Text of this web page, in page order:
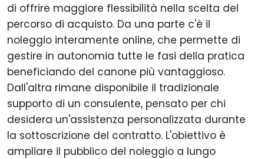
di offrire maggiore flessibilità nella scelta del
percorso di acquisto. Da una parte c'è il
noleggio interamente online, che permette di
gestire in autonomia tutte le fasi della pratica
beneficiando del canone più vantaggioso.
Dall'altra rimane disponibile il tradizionale
supporto di un consulente, pensato per chi
desidera un'assistenza personalizzata durante
la sottoscrizione del contratto. L'obiettivo è
ampliare il pubblico del noleggio a lungo